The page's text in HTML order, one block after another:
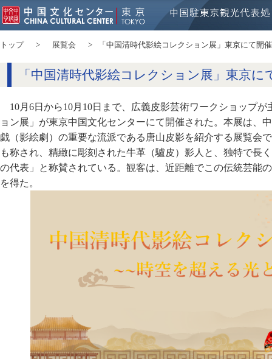
トップ 展覧会 「中国清時代影絵コレクション展」東京にて開催
「中国清時代影絵コレクション展」東京に
10月6日から10月10日まで、広義皮影芸術ワークショップ
ョン展」が東京中国文化センターにて開催された。本展は、
戯（影絵劇）の重要な流派である唐山皮影を紹介する展覧会
も称され、精緻に彫刻された牛革（驢皮）影人と、独特で長
の代表」と称賛されている。観客は、近距離でこの伝統芸能
を得た。